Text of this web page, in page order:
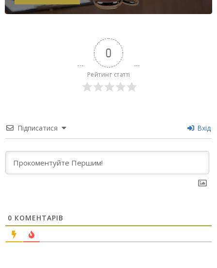
0
Рейтинг статті
Підписатися Вхід
0 КОМЕНТАРІВ